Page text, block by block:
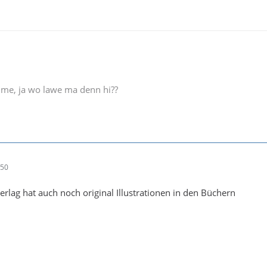
ja wo lawe ma denn hi??
hat auch noch original Illustrationen in den Büchern